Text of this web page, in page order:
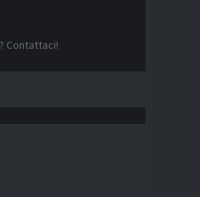
Contattaci!